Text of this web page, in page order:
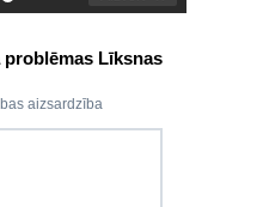
problēmas Līksnas
aizsardzība